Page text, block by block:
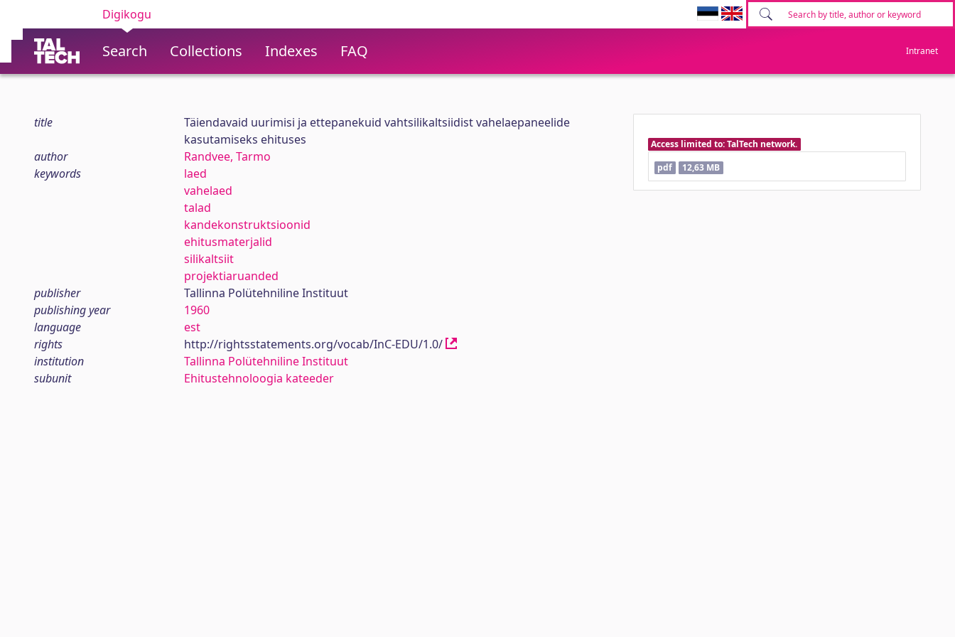
Digikogu
Search Collections Indexes FAQ Intranet
title
Täiendavaid uurimisi ja ettepanekuid vahtsilikaltsiidist vahelaepaneelide
kasutamiseks ehituses
author
Randvee, Tarmo
keywords
laed
vahelaed
talad
kandekonstruktsioonid
ehitusmaterjalid
silikaltsiit
projektiaruanded
publisher
Tallinna Polütehniline Instituut
publishing year
1960
language
est
rights
http://rightsstatements.org/vocab/InC-EDU/1.0/
institution
Tallinna Polütehniline Instituut
subunit
Ehitustehnoloogia kateeder
Access limited to: TalTech network.
pdf
12,63 MB